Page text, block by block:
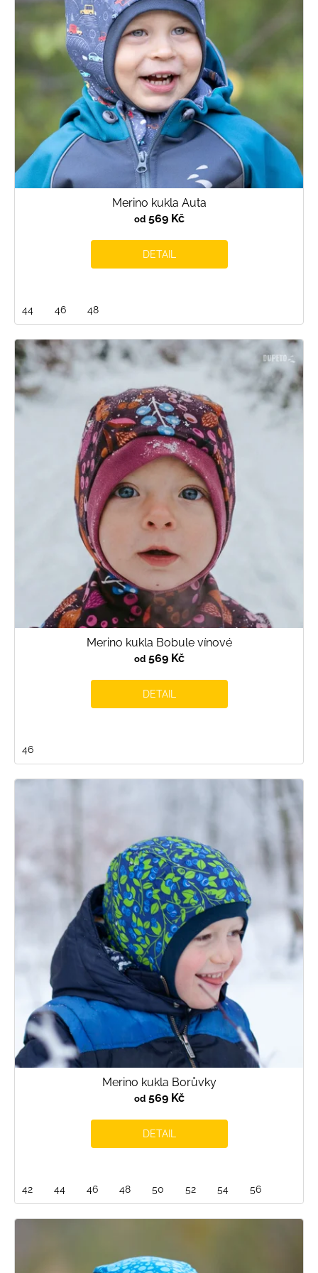
o
d
u
t
Merino kukla Auta
od569 Kč
DETAIL
44 46 48
Merino kukla Bobule vínové
od569 Kč
DETAIL
46
Merino kukla Borůvky
od569 Kč
DETAIL
42 44 46 48 50 52 54 56